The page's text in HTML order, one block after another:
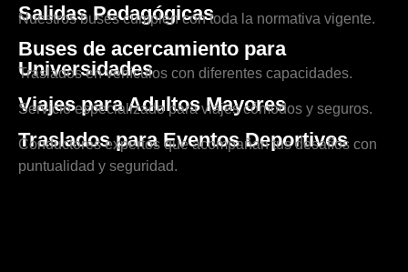
Salidas Pedagógicas
Nuestros buses cumplen con toda la normativa vigente.
Buses de acercamiento para
Universidades
Traslados en vehículos con diferentes capacidades.
Viajes para Adultos Mayores
Servicio especializado para viajes cómodos y seguros.
Traslados para Eventos Deportivos
Conductores expertos que acompañan tus desafíos con
puntualidad y seguridad.